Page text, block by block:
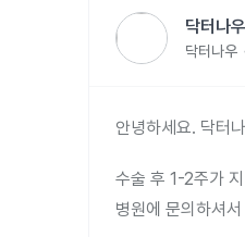
닥터나
닥터나우
안녕하세요. 닥터
수술 후 1-2주가
병원에 문의하셔